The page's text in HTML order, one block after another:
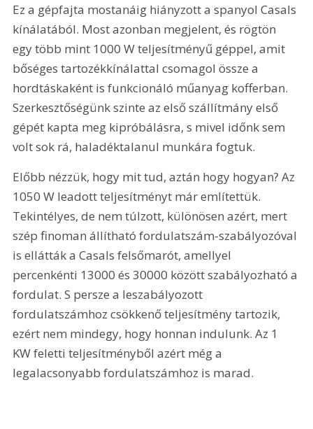
Ez a gépfajta mostanáig hiányzott a spanyol Casals
kínálatából. Most azonban megjelent, és rögtön
egy több mint 1000 W teljesítményű géppel, amit
bőséges tartozékkínálattal csomagol össze a
hordtáskaként is funkcionáló műanyag kofferban.
Szerkesztőségünk szinte az első szállítmány első
gépét kapta meg kipróbálásra, s mivel időnk sem
volt sok rá, haladéktalanul munkára fogtuk.
Előbb nézzük, hogy mit tud, aztán hogy hogyan? Az
1050 W leadott teljesítményt már említettük.
Tekintélyes, de nem túlzott, különösen azért, mert
szép finoman állítható fordulatszám-szabályozóval
is ellátták a Casals felsőmarót, amellyel
percenkénti 13000 és 30000 között szabályozható a
fordulat. S persze a leszabályozott
fordulatszámhoz csökkenő teljesítmény tartozik,
ezért nem mindegy, hogy honnan indulunk. Az 1
KW feletti teljesítményből azért még a
legalacsonyabb fordulatszámhoz is marad.